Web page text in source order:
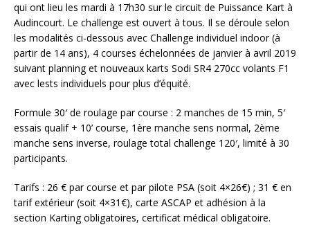
qui ont lieu les mardi à 17h30 sur le circuit de Puissance Kart à
Audincourt. Le challenge est ouvert à tous. Il se déroule selon
les modalités ci-dessous avec Challenge individuel indoor (à
partir de 14 ans), 4 courses échelonnées de janvier à avril 2019
suivant planning et nouveaux karts Sodi SR4 270cc volants F1
avec lests individuels pour plus d’équité.
Formule 30′ de roulage par course : 2 manches de 15 min, 5′
essais qualif + 10’ course, 1ère manche sens normal, 2ème
manche sens inverse, roulage total challenge 120′, limité à 30
participants.
Tarifs : 26 € par course et par pilote PSA (soit 4×26€) ; 31 € en
tarif extérieur (soit 4×31€), carte ASCAP et adhésion à la
section Karting obligatoires, certificat médical obligatoire.